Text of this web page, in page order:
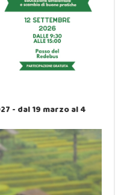
- dal 19 marzo al 4